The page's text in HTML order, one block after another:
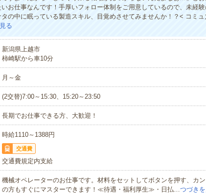
お仕事なんです！手厚いフォロー体制をご用意しているので、未経
タの中に眠っている製造スキル、目覚めさせてみませんか！？< コミ
る
新潟県上越市
柿崎駅から車10分
月～金
(2交替)7:00～15:30、15:20～23:50
長期でお仕事できる方、大歓迎！
時給1110～1388円
交通費
交通費規定内支給
機械オペレーターのお仕事です。材料をセットしてボタンを押す、カ
の方もすぐにマスターできます！≪待遇・福利厚生≫・日払…つづき